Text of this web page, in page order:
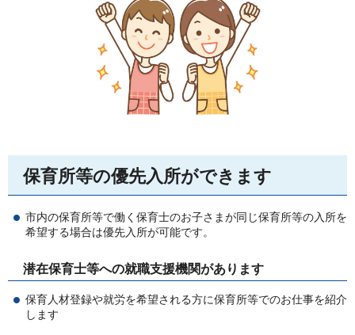
保育所等の優先入所ができます
市内の保育所等で働く保育士のお子さまが同じ保育所等の入所を
希望する場合は優先入所が可能です。
潜在保育士等への就職支援機関があります
保育人材登録や就労を希望される方に保育所等でのお仕事を紹介
します